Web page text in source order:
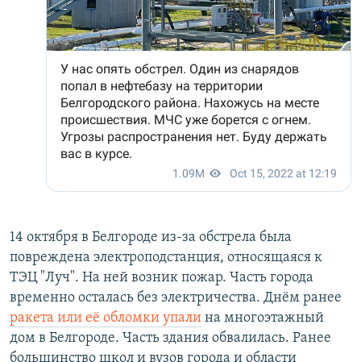
14 октября в Белгороде из-за обстрела была
повреждена электроподстанция, относящаяся к
ТЭЦ "Луч". На ней возник пожар. Часть города
временно осталась без электричества. Днём ранее
ракета или её обломки упали на многоэтажный
дом в Белгороде. Часть здания обвалилась. Ранее
большинство школ и вузов города и области